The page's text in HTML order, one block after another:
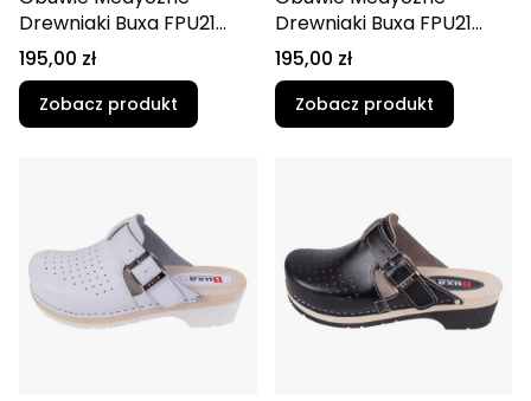
Drewniaki Buxa FPU21
Beżowy
Cena
195,00 zł
Zobacz produkt
Drewniaki Buxa FPU21
Biało-Granatowy
Cena
195,00 zł
Zobacz produkt